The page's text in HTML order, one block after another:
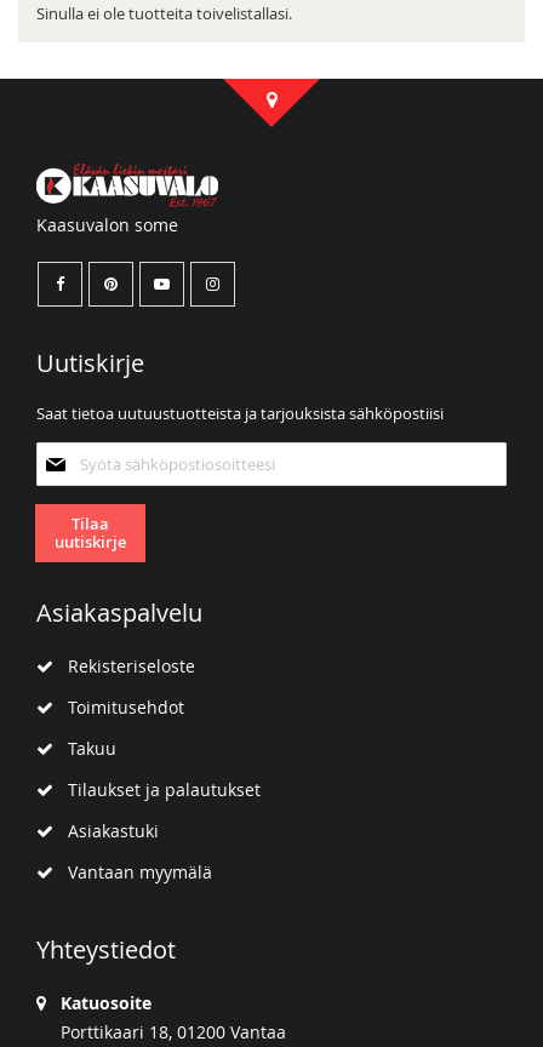
Sinulla ei ole tuotteita toivelistallasi.
Kaasuvalon some
Uutiskirje
Saat tietoa uutuustuotteista ja tarjouksista sähköpostiisi
uutiskirjeemme:
Tilaa
uutiskirje
Asiakaspalvelu
Rekisteriseloste
Toimitusehdot
Takuu
Tilaukset ja palautukset
Asiakastuki
Vantaan myymälä
Yhteystiedot
Katuosoite
Porttikaari 18, 01200 Vantaa